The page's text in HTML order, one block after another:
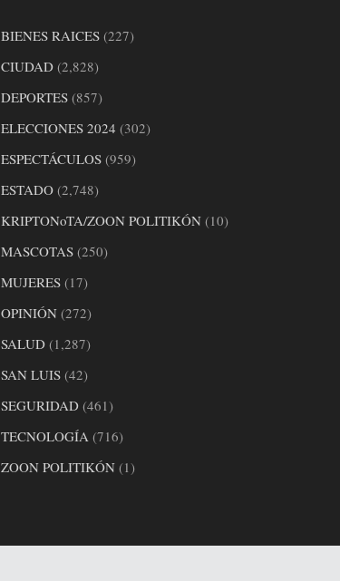
BIENES RAICES(227)
CIUDAD(2,828)
DEPORTES(857)
ELECCIONES 2024 (302)
ESPECTÁCULOS(959)
ESTADO(2,748)
KRIPTONoTA/ZOON POLITIKÓN(10)
MASCOTAS(250)
MUJERES(17)
OPINIÓN(272)
SALUD(1,287)
SAN LUIS(42)
SEGURIDAD(461)
TECNOLOGÍA(716)
ZOON POLITIKÓN(1)